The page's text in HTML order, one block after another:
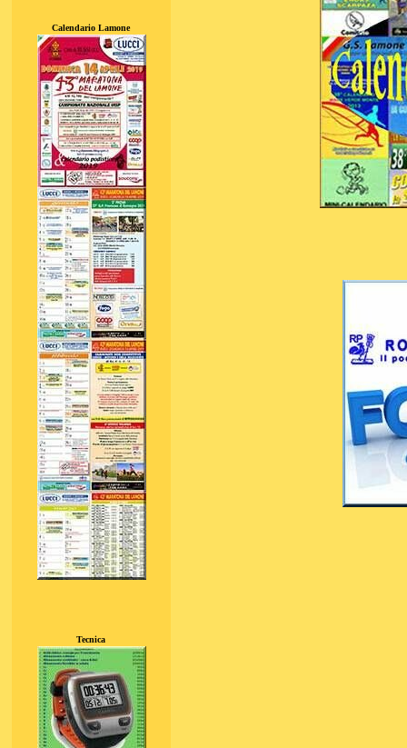
Calendario Lamone
Tecnica